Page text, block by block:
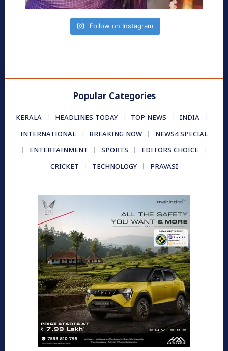
Follow on Instagram
Popular Categories
KERALA HEADLINES TODAY TOP NEWS
INDIA
INTERNATIONAL
BREAKING NOW
NEWS4 SPECIAL
ENTERTAINMENT
SPORTS
EDITORS CHOICE
CRICKET
TECHNOLOGY PRAVASI